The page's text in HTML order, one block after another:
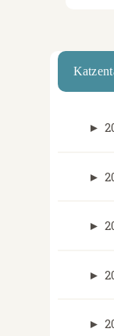
►
►
►
►
►